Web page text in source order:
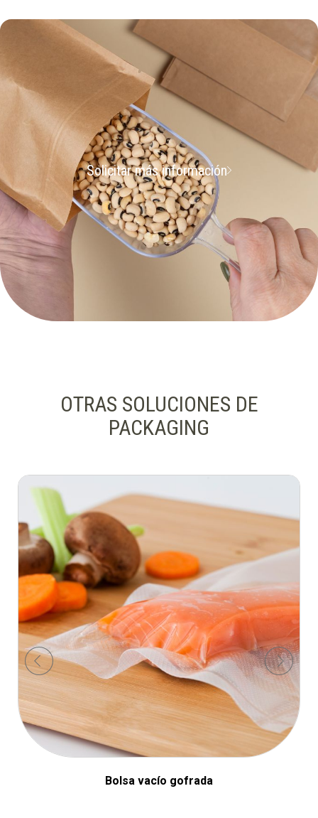
Solicitar más información
OTRAS SOLUCIONES DE
PACKAGING
Bolsa vacío gofrada